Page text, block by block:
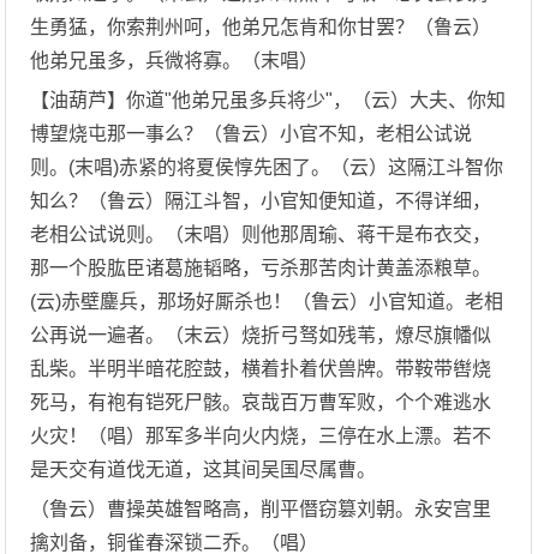
生勇猛，你索荆州呵，他弟兄怎肯和你甘罢？（鲁云）
他弟兄虽多，兵微将寡。（末唱）
【油葫芦】你道"他弟兄虽多兵将少"，（云）大夫、你知
博望烧屯那一事么？（鲁云）小官不知，老相公试说
则。(末唱)赤紧的将夏侯惇先困了。（云）这隔江斗智你
知么？（鲁云）隔江斗智，小官知便知道，不得详细，
老相公试说则。（末唱）则他那周瑜、蒋干是布衣交，
那一个股肱臣诸葛施韬略，亏杀那苦肉计黄盖添粮草。
(云)赤壁鏖兵，那场好厮杀也！（鲁云）小官知道。老相
公再说一遍者。（末云）烧折弓驽如残苇，燎尽旗幡似
乱柴。半明半暗花腔鼓，横着扑着伏兽牌。带鞍带辔烧
死马，有袍有铠死尸骸。哀哉百万曹军败，个个难逃水
火灾！（唱）那军多半向火内烧，三停在水上漂。若不
是天交有道伐无道，这其间吴国尽属曹。
（鲁云）曹操英雄智略高，削平僭窃篡刘朝。永安宫里
擒刘备，铜雀春深锁二乔。（唱）